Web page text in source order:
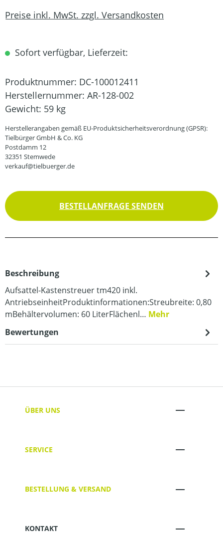
Preise inkl. MwSt. zzgl. Versandkosten
Sofort verfügbar, Lieferzeit:
Produktnummer: DC-100012411
Herstellernummer: AR-128-002
Gewicht: 59 kg
Herstellerangaben gemäß EU-Produktsicherheitsverordnung (GPSR):
Tielbürger GmbH & Co. KG
Postdamm 12
32351 Stemwede
verkauf@tielbuerger.de
BESTELLANFRAGE SENDEN
Beschreibung
Aufsattel-Kastenstreuer tm420 inkl.
AntriebseinheitProduktinformationen:Streubreite: 0,80
mBehältervolumen: 60 LiterFlächenl… Mehr
Bewertungen
ÜBER UNS
SERVICE
BESTELLUNG & VERSAND
KONTAKT